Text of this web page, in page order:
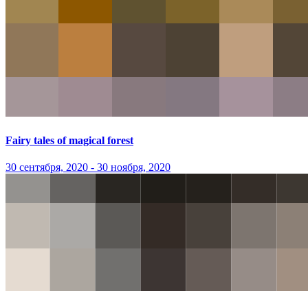
Fairy tales of magical forest
30 сентября, 2020 - 30 ноября, 2020